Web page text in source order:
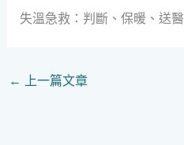
失溫急救：判斷、保暖、送醫
← 上一篇文章